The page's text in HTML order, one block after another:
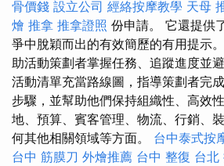
骨價錢 設立公司 經絡按摩教學 天母
燴 推拿 推拿證照 份申請。 它還提供
爭中脫穎而出的有效簡歷的有用提示
助活動策劃者掌握任務、追蹤進度並
活動清單充當路線圖，指導策劃者完
步驟，並幫助他們保持組織性、高效
地、預算、賓客管理、物流、行銷、
何其他相關領域等方面。 台中泰式按
台中 筋膜刀 外燴推薦 台中 整復 台北